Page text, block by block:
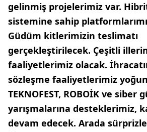
gelinmiş projelerimiz var.
sistemine sahip
Güdüm kitlerimizin teslimatı
gerçekleştirilecek. Çeşitli
faaliyetlerimiz olacak.
sözleşme faaliyetlerimiz
TEKNOFEST, ROBOİK ve siber
yarışmalarına desteklerimiz,
devam edecek. Arada